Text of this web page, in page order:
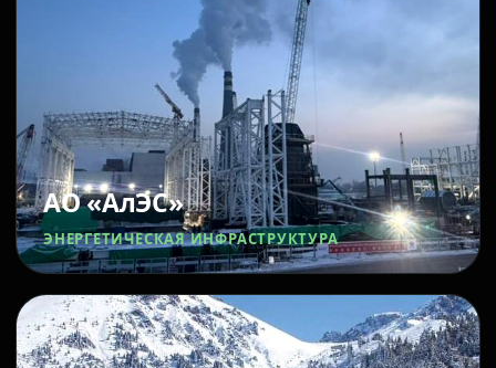
АО «АлЭС»
ЭНЕРГЕТИЧЕСКАЯ ИНФРАСТРУКТУРА